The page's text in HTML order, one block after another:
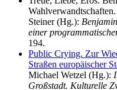
Wahlverwandtschaften
Steiner (Hg.):
einer
194.
Public Crying. Zur
Straßen europäischer
Michael Wetzel (Hg.):
Großstadt. Kulturelle